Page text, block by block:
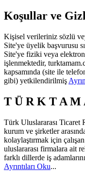
Koşullar ve
Kişisel verileriniz sözlü
Site'ye üyelik başvurusu
Site'ye fiziki veya
işlenmektedir,
kapsamında (site ile
gibi) yetkilendirilmiş
T Ü R K T A M
Türk Uluslararası Ticaret
kurum ve şirketler
kolaylaştırmak için
uluslararası firmalara ait
farklı dillerde iş
Ayrıntıları Oku...